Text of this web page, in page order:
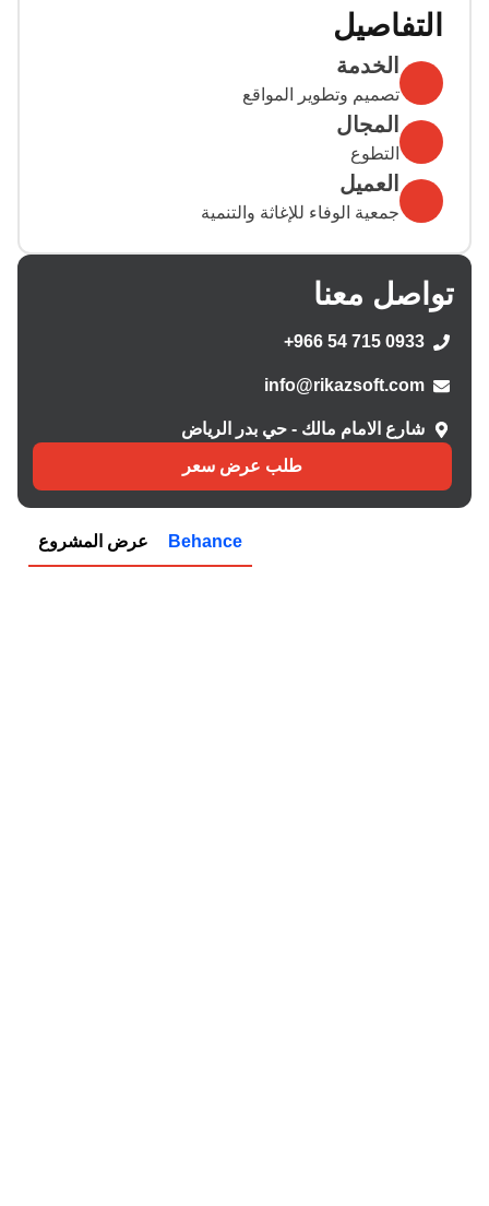
عرض المشروع Behance
التفاصيل
الخدمة
تصميم وتطوير المواقع
المجال
التطوع
العميل
جمعية الوفاء للإغاثة والتنمية
تواصل معنا
+966 54 715 0933
info@rikazsoft.com
شارع الامام مالك - حي بدر الرياض
طلب عرض سعر